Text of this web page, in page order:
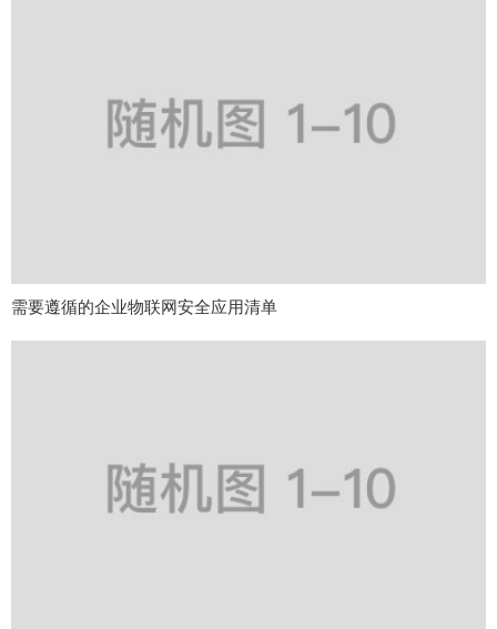
需要遵循的企业物联网安全应用清单